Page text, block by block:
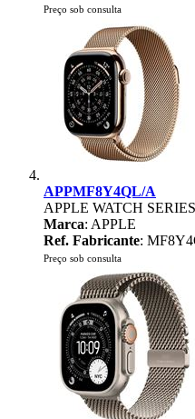
Preço sob consulta
APPMF8Y4QL/A
APPLE WATCH
Marca: APPLE
Ref. Fabricante:
Preço sob consulta